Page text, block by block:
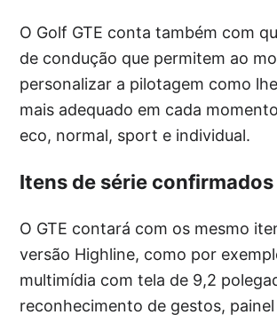
O Golf GTE conta também com
de condução que permitem ao
personalizar a pilotagem como
mais adequado em cada
eco, normal, sport e individual.
Itens de série confirmados
O GTE contará com os mesmo
versão Highline, como por
multimídia com tela de 9,2
reconhecimento de gestos,